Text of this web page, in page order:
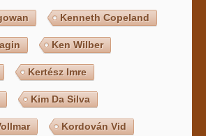
Kenneth Copeland
Ken Wilber
Kertész Imre
Kim Da Silva
Kordován Vid